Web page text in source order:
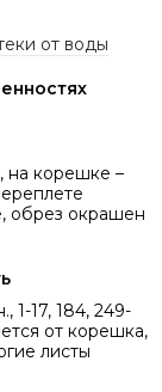
от воды
на корешке –
обрез окрашен
1-17, 184, 249-
от корешка,
листы